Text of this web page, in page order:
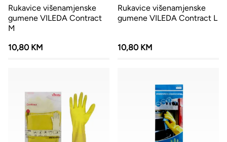
Rukavice višenamjenske
gumene VILEDA Contract
M
10,80 KM
Rukavice višenamjenske
gumene VILEDA Contract L
10,80 KM